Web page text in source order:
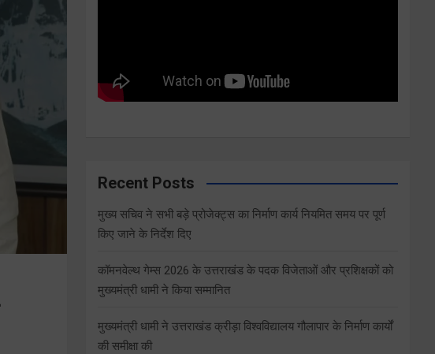
Recent Posts
मुख्य सचिव ने सभी बड़े प्रोजेक्ट्स का निर्माण कार्य नियमित समय पर पूर्ण
किए जाने के निर्देश दिए
कॉमनवेल्थ गेम्स 2026 के उत्तराखंड के पदक विजेताओं और प्रशिक्षकों को
मुख्यमंत्री धामी ने किया सम्मानित
मुख्यमंत्री धामी ने उत्तराखंड क्रीड़ा विश्वविद्यालय गौलापार के निर्माण कार्यों
की समीक्षा की